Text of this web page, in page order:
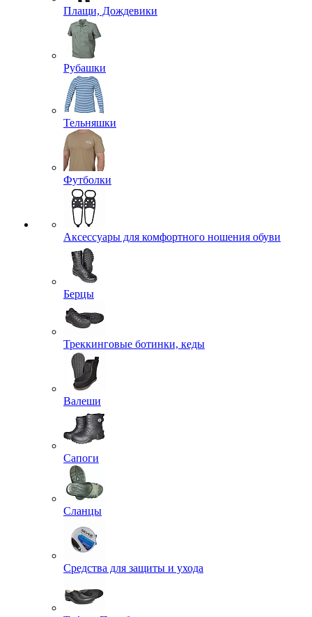
Плащи, Дождевики
Рубашки
Тельняшки
Футболки
Аксессуары для комфортного ношения обуви
Берцы
Треккинговые ботинки, кеды
Валеши
Сапоги
Сланцы
Средства для защиты и ухода